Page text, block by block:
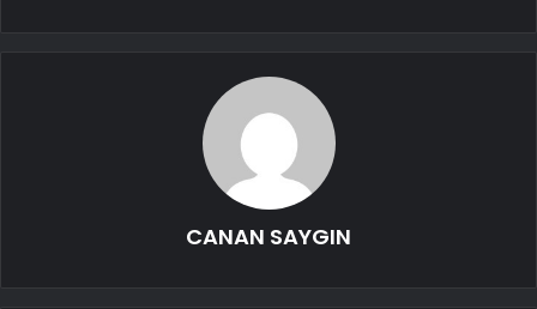
CANAN SAYGIN